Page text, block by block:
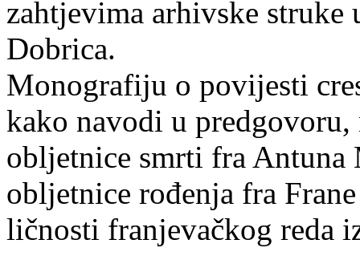
zahtjevima arhivske
Dobrica.
Monografiju o povijesti
kako navodi u predgovoru,
obljetnice smrti fra Antuna
obljetnice rođenja fra
ličnosti franjevačkog reda